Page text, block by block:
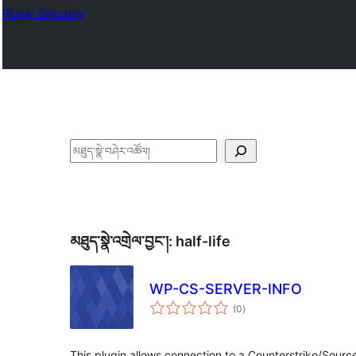
Plugin Directory
བཤེར་
མཐུད་སྣེ་འགྲེལ་བྱང་།: half-life
WP-CS-SERVER-INFO
(0གདེང་
འཇོག་
)